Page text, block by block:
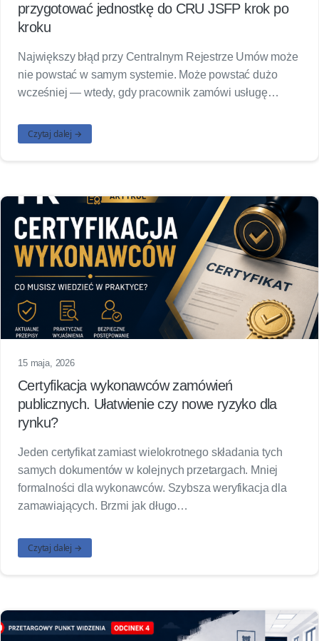
przygotować jednostkę do CRU JSFP krok po
kroku
Największy błąd przy Centralnym Rejestrze Umów może
nie powstać w samym systemie. Może powstać dużo
wcześniej — wtedy, gdy pracownik zamówi usługę…
Czytaj dalej →
15 maja, 2026
Certyfikacja wykonawców zamówień
publicznych. Ułatwienie czy nowe ryzyko dla
rynku?
Jeden certyfikat zamiast wielokrotnego składania tych
samych dokumentów w kolejnych przetargach. Mniej
formalności dla wykonawców. Szybsza weryfikacja dla
zamawiających. Brzmi jak długo…
Czytaj dalej →